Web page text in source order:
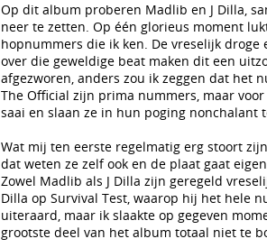
Op dit album proberen Madlib en J Dilla,
neer te zetten. Op één glorieus moment
hopnummers die ik ken. De vreselijk
over die geweldige beat maken dit een
afgezworen, anders zou ik zeggen dat het
The Official zijn prima nummers, maar
saai en slaan ze in hun poging nonchalant
Wat mij ten eerste regelmatig erg stoort
dat weten ze zelf ook en de plaat gaat
Zowel Madlib als J Dilla zijn geregeld
Dilla op Survival Test, waarop hij het hele
uiteraard, maar ik slaakte op gegeven
grootste deel van het album totaal niet te